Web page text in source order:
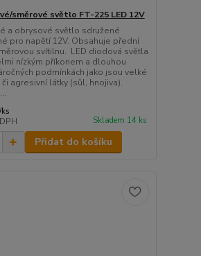
směrové světlo FT-225 LED 12V
a obrysové světlo sdružené
pro napětí 12V. Obsahuje přední
svítilnu. LED diodová světla
nízkým příkonem a dlouhou
podmínkách jako jsou velké
agresivní látky (sůl, hnojiva).
ks
Skladem 14 ks
Přidat do košíku